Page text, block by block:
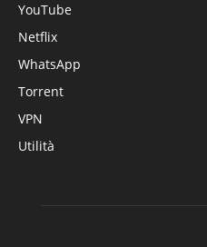
YouTube
Netflix
WhatsApp
Torrent
VPN
Utilità